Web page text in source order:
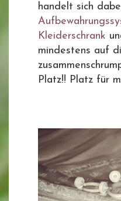
handelt sich
Kleiderschrank
mindestens auf
Platz!! Platz für